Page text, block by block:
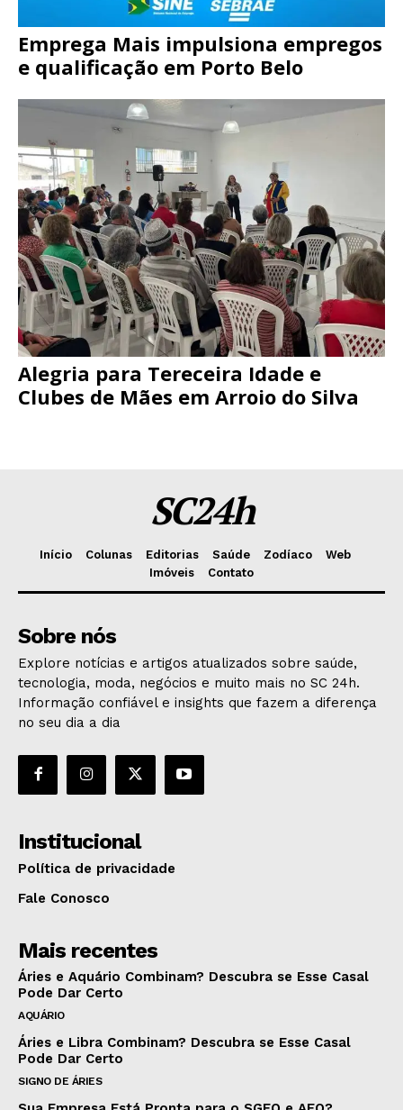
Emprega Mais impulsiona empregos
e qualificação em Porto Belo
Alegria para Tereceira Idade e
Clubes de Mães em Arroio do Silva
SC24h
Início Colunas Editorias Saúde Zodíaco
Web
Imóveis
Contato
Sobre nós
Explore notícias e artigos atualizados sobre saúde,
tecnologia, moda, negócios e muito mais no SC 24h.
Informação confiável e insights que fazem a diferença
no seu dia a dia
Institucional
Política de privacidade
Fale Conosco
Mais recentes
Áries e Aquário Combinam? Descubra se Esse Casal
Pode Dar Certo
AQUÁRIO
Áries e Libra Combinam? Descubra se Esse Casal
Pode Dar Certo
SIGNO DE ÁRIES